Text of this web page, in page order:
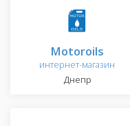
Motoroils
интернет-магазин
Днепр